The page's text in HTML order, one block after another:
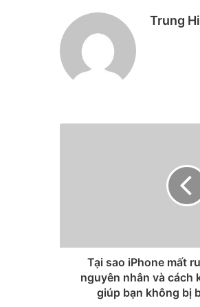
Trung
Tại sao iPhone mất
nguyên nhân và cách
giúp bạn không bị